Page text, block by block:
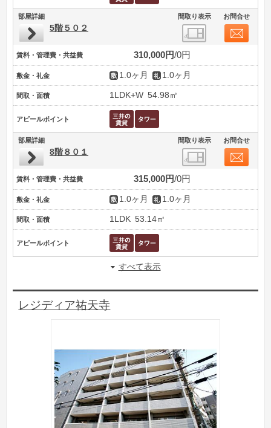
部屋詳細 間取り表示 お問合せ
5階５０２
賃料・管理費・共益費 310,000円 0円
敷金・礼金 1.0ヶ月 1.0ヶ月
間取・面積 1LDK+W 54.98㎡
アピールポイント
部屋詳細 間取り表示 お問合せ
8階８０１
賃料・管理費・共益費 315,000円 0円
敷金・礼金 1.0ヶ月 1.0ヶ月
間取・面積 1LDK 53.14㎡
アピールポイント
すべて表示
レジディア祐天寺